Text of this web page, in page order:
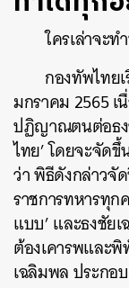
ใครเล่าจะ
กองทัพไทย
มกราคม 2565
ปฏิญาณตนต่อธง
ไทย’ โดยจะจัด
ว่า พิธีดังกล่าวจั
ราชการทหารทุ
แบบ’ และธงชัย
ต้องเคารพและ
เฉลิมพล ประกอ